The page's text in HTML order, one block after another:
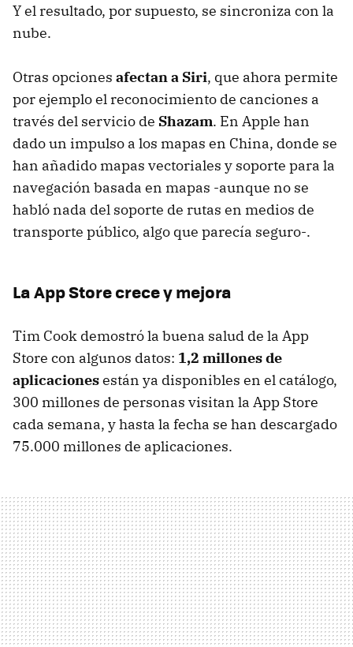
Y el resultado, por supuesto, se sincroniza con la
nube.
Otras opciones afectan a Siri, que ahora permite
por ejemplo el reconocimiento de canciones a
través del servicio de Shazam. En Apple han
dado un impulso a los mapas en China, donde se
han añadido mapas vectoriales y soporte para la
navegación basada en mapas -aunque no se
habló nada del soporte de rutas en medios de
transporte público, algo que parecía seguro-.
La App Store crece y mejora
Tim Cook demostró la buena salud de la App
Store con algunos datos: 1,2 millones de
aplicacionesestán ya disponibles en el catálogo,
300 millones de personas visitan la App Store
cada semana, y hasta la fecha se han descargado
75.000 millones de aplicaciones.